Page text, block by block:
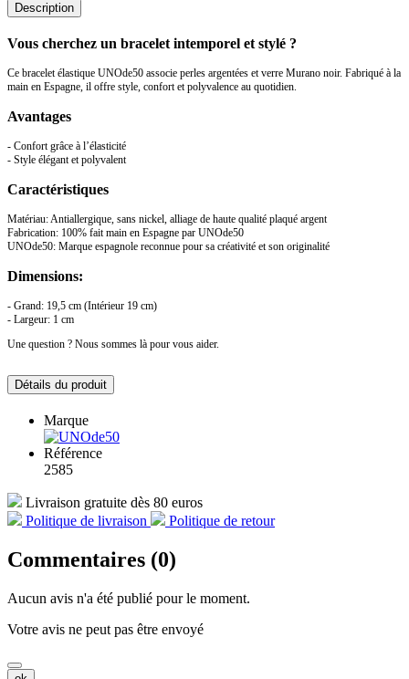
Description
Vous cherchez un bracelet intemporel et stylé ?
Ce bracelet élastique UNOde50 associe perles argentées et verre Murano noir. Fabriqué à la
main en Espagne, il offre style, confort et polyvalence au quotidien.
Avantages
- Confort grâce à l’élasticité
- Style élégant et polyvalent
Caractéristiques
Matériau: Antiallergique, sans nickel, alliage de haute qualité plaqué argent
Fabrication: 100% fait main en Espagne par UNOde50
UNOde50: Marque espagnole reconnue pour sa créativité et son originalité
Dimensions:
- Grand: 19,5 cm (Intérieur 19 cm)
- Largeur: 1 cm
Une question ? Nous sommes là pour vous aider.
Détails du produit
Marque
Référence
2585
Livraison gratuite dès 80 euros
Politique de livraison
Politique de retour
Commentaires (0)
Aucun avis n'a été publié pour le moment.
Votre avis ne peut pas être envoyé